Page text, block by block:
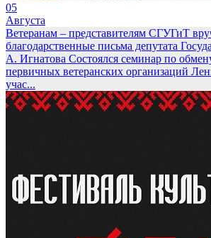
05
Августа
Ветеранам – представителям СГУГиТ
благодарственные письма депутата
А. Игнатова Состоялся семинар по
первичных ветеранских организаций
учас...